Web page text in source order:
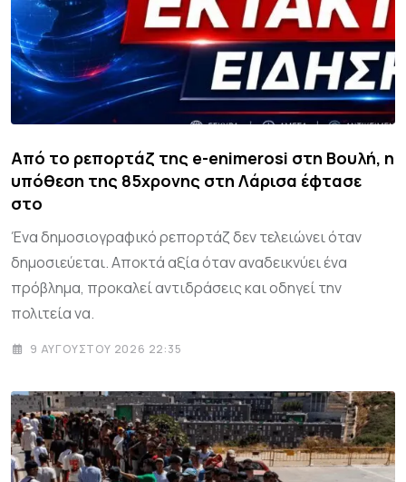
Από το ρεπορτάζ της e-enimerosi στη Βουλή, η
υπόθεση της 85χρονης στη Λάρισα έφτασε
στο
Ένα δημοσιογραφικό ρεπορτάζ δεν τελειώνει όταν
δημοσιεύεται. Αποκτά αξία όταν αναδεικνύει ένα
πρόβλημα, προκαλεί αντιδράσεις και οδηγεί την
πολιτεία να.
9 ΑΥΓΟΎΣΤΟΥ 2026 22:35